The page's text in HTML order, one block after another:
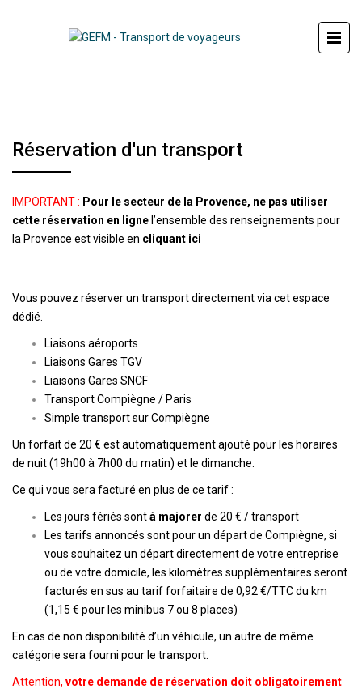
Réservation d'un transport
IMPORTANT : Pour le secteur de la Provence, ne pas utiliser
cette réservation en ligne l’ensemble des renseignements pour
la Provence est visible en cliquant ici
Vous pouvez réserver un transport directement via cet espace
dédié.
Liaisons aéroports
Liaisons Gares TGV
Liaisons Gares SNCF
Transport Compiègne / Paris
Simple transport sur Compiègne
Un forfait de 20 € est automatiquement ajouté pour les horaires
de nuit (19h00 à 7h00 du matin) et le dimanche.
Ce qui vous sera facturé en plus de ce tarif :
Les jours fériés sontà majorer de 20 € / transport
Les tarifs annoncés sont pour un départ de Compiègne, si
vous souhaitez un départ directement de votre entreprise
ou de votre domicile, les kilomètres supplémentaires seront
facturés en sus au tarif forfaitaire de 0,92 €/TTC du km
(1,15 € pour les minibus 7 ou 8 places)
En cas de non disponibilité d’un véhicule, un autre de même
catégorie sera fourni pour le transport.
Attention, votre demande de réservation doit obligatoirement